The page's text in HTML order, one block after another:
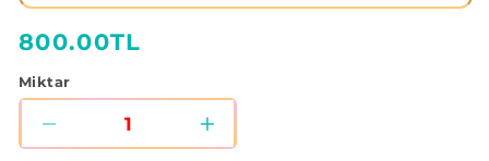
Normal
800.00TL
Miktar
GökkuşağıGökkuşağı